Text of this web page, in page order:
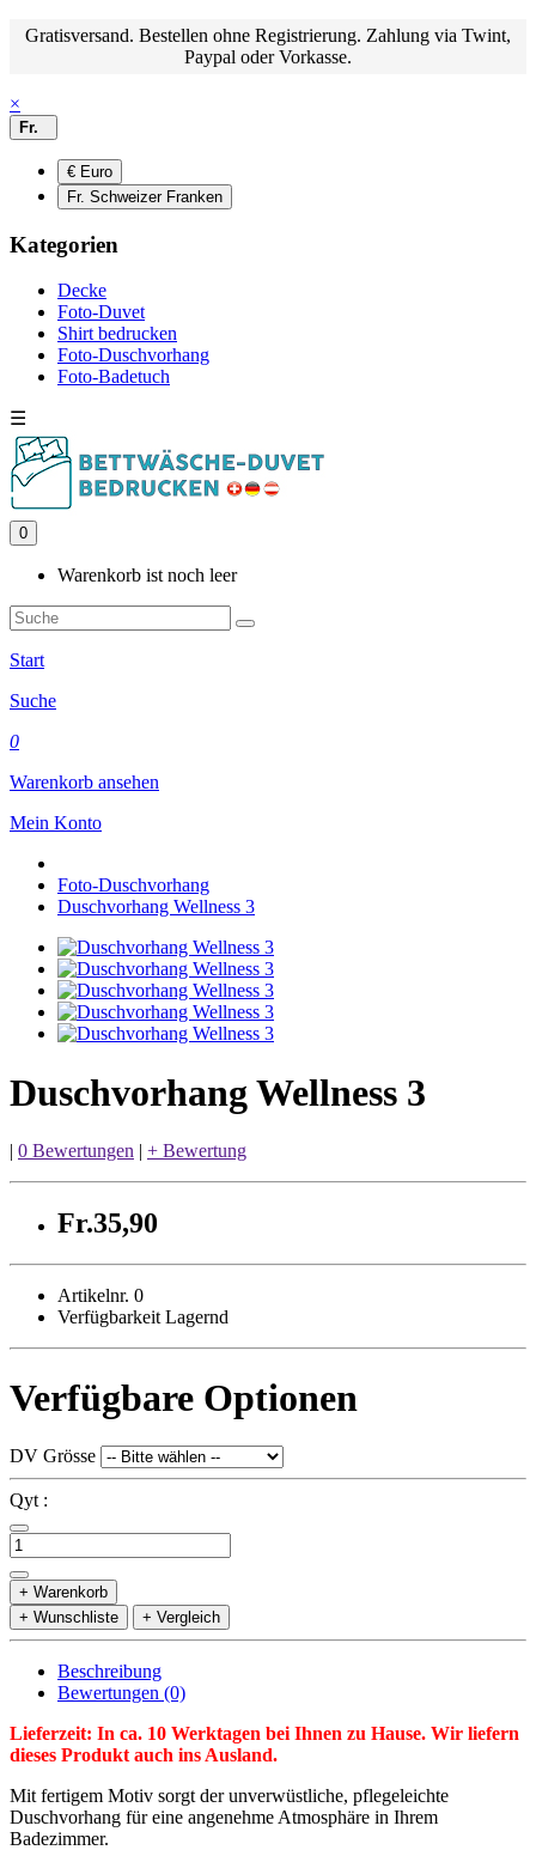
Gratisversand. Bestellen ohne Registrierung. Zahlung via Twint,
Paypal oder Vorkasse.
×
Fr.
€ Euro
Fr. Schweizer Franken
Kategorien
Decke
Foto-Duvet
Shirt bedrucken
Foto-Duschvorhang
Foto-Badetuch
☰
0
Warenkorb ist noch leer
Start
Suche
0
Warenkorb ansehen
Mein Konto
Foto-Duschvorhang
Duschvorhang Wellness 3
Duschvorhang Wellness 3
| 0 Bewertungen | + Bewertung
Fr.35,90
Artikelnr. 0
Verfügbarkeit Lagernd
Verfügbare Optionen
DV Grösse
Qyt :
+ Warenkorb
+ Wunschliste
+ Vergleich
Beschreibung
Bewertungen (0)
Lieferzeit: In ca. 10 Werktagen bei Ihnen zu Hause. Wir liefern
dieses Produkt auch ins Ausland.
Mit fertigem Motiv sorgt der unverwüstliche, pflegeleichte
Duschvorhang für eine angenehme Atmosphäre in Ihrem
Badezimmer.